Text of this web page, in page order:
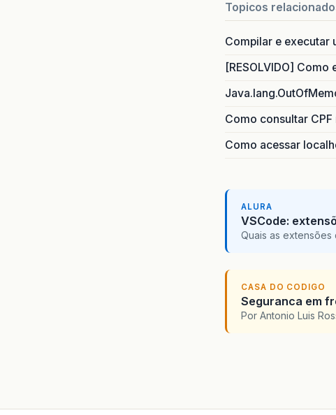
Topicos
Compilar e executar
[RESOLVIDO]
Como consultar CPF
Como acessar
ALURA
VSCode:
Quais as extensões
CASA DO CODIGO
Seguranca em
Por Antonio Luis